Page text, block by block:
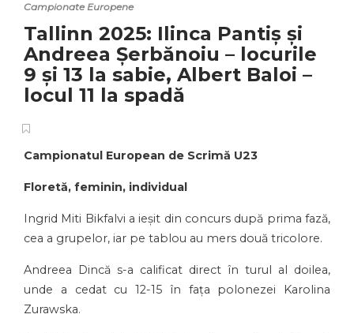
Campionate Europene
Tallinn 2025: Ilinca Pantiș și
Andreea Șerbănoiu – locurile
9 și 13 la sabie, Albert Baloi –
locul 11 la spadă
Campionatul European de Scrimă U23
Floretă, feminin, individual
Ingrid Miti Bikfalvi a ieșit din concurs după prima fază,
cea a grupelor, iar pe tablou au mers două tricolore.
Andreea Dincă s-a calificat direct în turul al doilea,
unde a cedat cu 12-15 în fața polonezei Karolina
Zurawska.